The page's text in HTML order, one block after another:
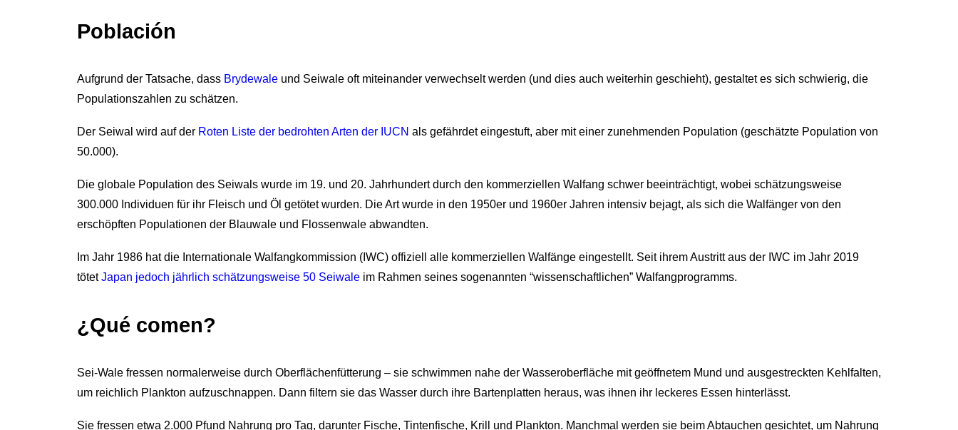
Población
Aufgrund der Tatsache, dass Brydewale und Seiwale oft miteinander verwechselt werden (und dies auch weiterhin geschieht), gestaltet es sich schwierig, die
Populationszahlen zu schätzen.
Der Seiwal wird auf der Roten Liste der bedrohten Arten der IUCN als gefährdet eingestuft, aber mit einer zunehmenden Population (geschätzte Population von
50.000).
Die globale Population des Seiwals wurde im 19. und 20. Jahrhundert durch den kommerziellen Walfang schwer beeinträchtigt, wobei schätzungsweise
300.000 Individuen für ihr Fleisch und Öl getötet wurden. Die Art wurde in den 1950er und 1960er Jahren intensiv bejagt, als sich die Walfänger von den
erschöpften Populationen der Blauwale und Flossenwale abwandten.
Im Jahr 1986 hat die Internationale Walfangkommission (IWC) offiziell alle kommerziellen Walfänge eingestellt. Seit ihrem Austritt aus der IWC im Jahr 2019
tötetJapan jedoch jährlich schätzungsweise 50 Seiwale im Rahmen seines sogenannten “wissenschaftlichen” Walfangprogramms.
¿Qué comen?
Sei-Wale fressen normalerweise durch Oberflächenfütterung – sie schwimmen nahe der Wasseroberfläche mit geöffnetem Mund und ausgestreckten Kehlfalten,
um reichlich Plankton aufzuschnappen. Dann filtern sie das Wasser durch ihre Bartenplatten heraus, was ihnen ihr leckeres Essen hinterlässt.
Sie fressen etwa 2.000 Pfund Nahrung pro Tag, darunter Fische, Tintenfische, Krill und Plankton. Manchmal werden sie beim Abtauchen gesichtet, um Nahrung